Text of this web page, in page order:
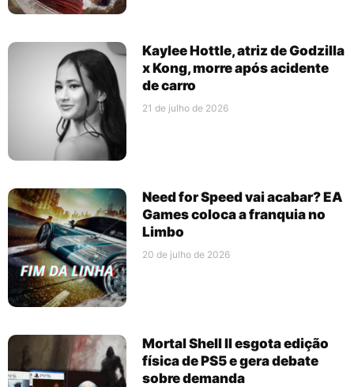
Kaylee Hottle, atriz de Godzilla
x Kong, morre após acidente
de carro
21 de julho de 2026
Need for Speed vai acabar? EA
Games coloca a franquia no
Limbo
20 de julho de 2026
Mortal Shell II esgota edição
física de PS5 e gera debate
sobre demanda